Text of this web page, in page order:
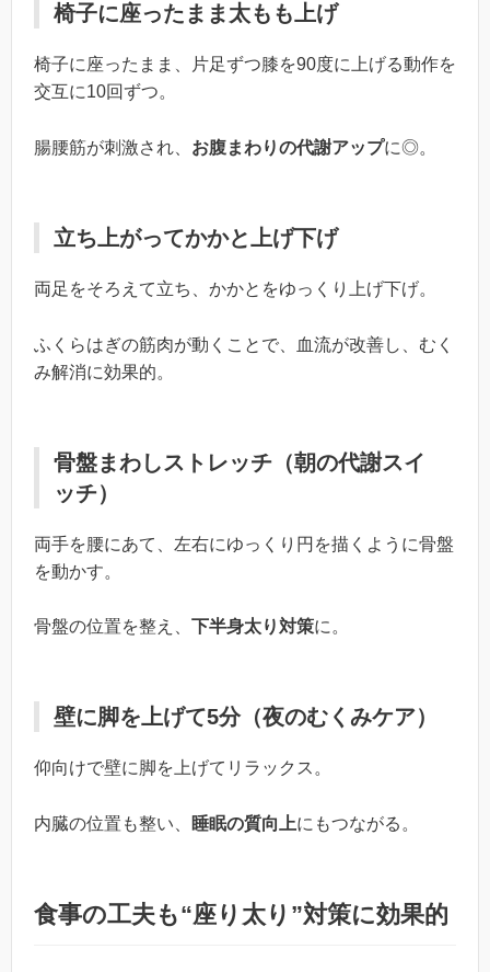
椅子に座ったまま太もも上げ
椅子に座ったまま、片足ずつ膝を90度に上げる動作を
交互に10回ずつ。
腸腰筋が刺激され、 お腹まわりの代謝アップに◎。
立ち上がってかかと上げ下げ
両足をそろえて立ち、かかとをゆっくり上げ下げ。
ふくらはぎの筋肉が動くことで、血流が改善し、むく
み解消に効果的。
骨盤まわしストレッチ（朝の代謝スイ
ッチ）
両手を腰にあて、左右にゆっくり円を描くように骨盤
を動かす。
骨盤の位置を整え、 下半身太り対策に。
壁に脚を上げて5分（夜のむくみケア）
仰向けで壁に脚を上げてリラックス。
内臓の位置も整い、 睡眠の質向上にもつながる。
食事の工夫も“座り太り”対策に効果的